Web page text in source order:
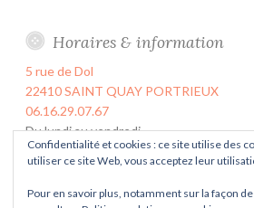
Horaires & information
5 rue de Dol
22410 SAINT QUAY PORTRIEUX
06.16.29.07.67
Du lundi au vendredi
de 9h00 à 17h00
Le samedi sur rendez-vous uniquement.
Confidentialité et cookies : ce site utilise des
utiliser ce site Web, vous acceptez leur
Pour en savoir plus, notamment sur la façon